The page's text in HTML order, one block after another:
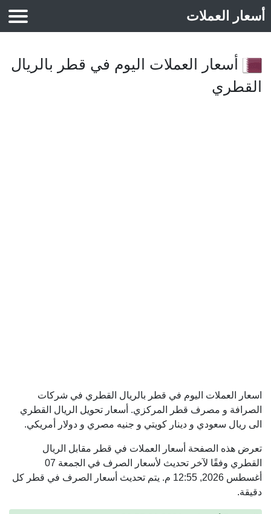
أسعار العملات
أسعار العملات اليوم في قطر بالريال
القطري
اسعار العملات اليوم في قطر بالريال القطري في شركات
الصرافة و مصرف قطر المركزي. أسعار تحويل الريال القطري
الى ريال سعودي و دينار كويتي و جنيه مصري و دولار أمريكي.
تعرض هذه الصفحة أسعار العملات في قطر مقابل الريال
القطري وفقًا لآخر تحديث لأسعار الصرف في الجمعة 07
أغسطس 2026, 12:55 م. يتم تحديث أسعار الصرف في قطر كل
دقيقة.